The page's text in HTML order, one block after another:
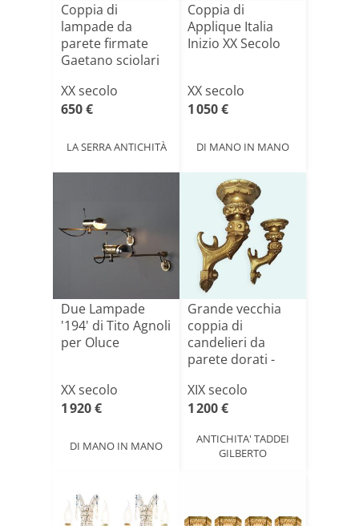
Coppia di
lampade da
parete firmate
Gaetano sciolari
XX secolo
650 €
LA SERRA ANTICHITÀ
Coppia di
Applique Italia
Inizio XX Secolo
XX secolo
1 050 €
DI MANO IN MANO
Due Lampade
'194' di Tito Agnoli
per Oluce
XX secolo
1 920 €
DI MANO IN MANO
Grande vecchia
coppia di
candelieri da
parete dorati -
XIX secolo
1 200 €
ANTICHITA' TADDEI
GILBERTO